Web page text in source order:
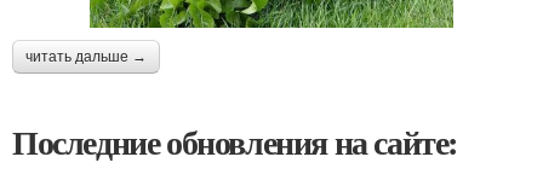
читать дальше →
Последние обновления на сайте: